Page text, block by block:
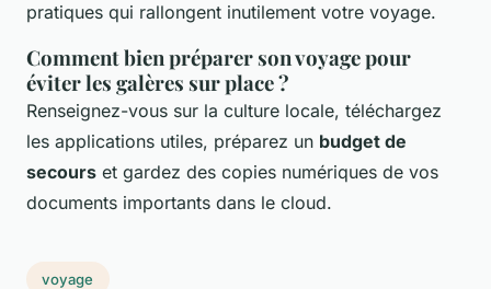
pratiques qui rallongent inutilement votre voyage.
Comment bien préparer son voyage pour
éviter les galères sur place ?
Renseignez-vous sur la culture locale, téléchargez
les applications utiles, préparez un budget de
secours et gardez des copies numériques de vos
documents importants dans le cloud.
voyage